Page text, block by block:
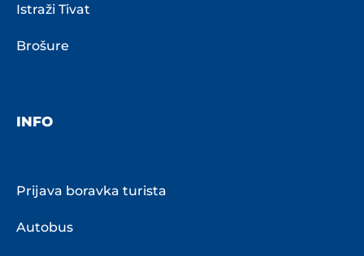
Istraži Tivat
Brošure
INFO
Prijava boravka turista
Autobus